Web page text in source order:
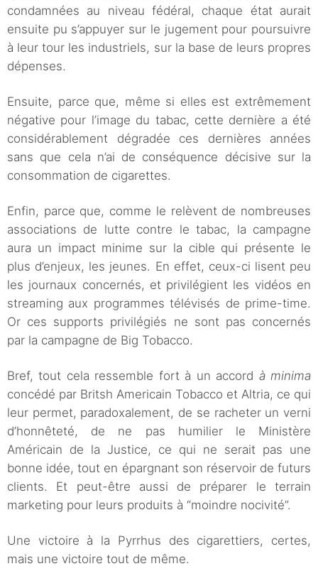
condamnées au niveau fédéral, chaque état aurait
ensuite pu s’appuyer sur le jugement pour poursuivre
à leur tour les industriels, sur la base de leurs propres
dépenses.
Ensuite, parce que, même si elles est extrêmement
négative pour l’image du tabac, cette dernière a été
considérablement dégradée ces dernières années
sans que cela n’ai de conséquence décisive sur la
consommation de cigarettes.
Enfin, parce que, comme le relèvent de nombreuses
associations de lutte contre le tabac, la campagne
aura un impact minime sur la cible qui présente le
plus d’enjeux, les jeunes. En effet, ceux-ci lisent peu
les journaux concernés, et privilégient les vidéos en
streaming aux programmes télévisés de prime-time.
Or ces supports privilégiés ne sont pas concernés
par la campagne de Big Tobacco.
Bref, tout cela ressemble fort à un accord à minima
concédé par Britsh Americain Tobacco et Altria, ce qui
leur permet, paradoxalement, de se racheter un verni
d’honnêteté, de ne pas humilier le Ministère
Américain de la Justice, ce qui ne serait pas une
bonne idée, tout en épargnant son réservoir de futurs
clients. Et peut-être aussi de préparer le terrain
marketing pour leurs produits à “moindre nocivité”.
Une victoire à la Pyrrhus des cigarettiers, certes,
mais une victoire tout de même.